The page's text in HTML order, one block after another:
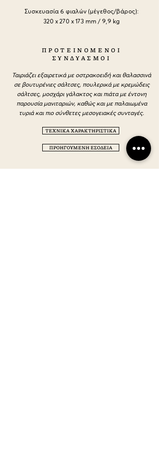
Συσκευασία 6 φιαλών (μέγεθος/βάρος):
320 x 270 x 173 mm / 9,9 kg
ΠΡΟΤΕΙΝΟΜΕΝΟΙ
ΣΥΝΔΥΑΣΜΟΙ
Ταιριάζει εξαιρετικά με οστρακοειδή και θαλασσινά
σε βουτυρένιες σάλτσες, πουλερικά με κρεμώδεις
σάλτσες, μοσχάρι γάλακτος και πιάτα με έντονη
παρουσία μανιταριών, καθώς και με παλαιωμένα
τυριά και πιο σύνθετες μεσογειακές συνταγές.
ΤΕΧΝΙΚΑ ΧΑΡΑΚΤΗΡΙΣΤΙΚΑ
ΠΡΟΗΓΟΥΜΕΝΗ ΕΣΟΔΕΙΑ